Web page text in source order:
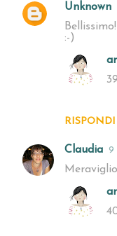
Unknown
:-)
RISPONDI
39
Claudia 9